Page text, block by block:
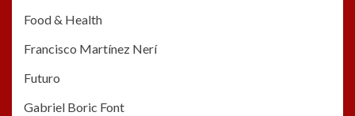
Food & Health
Francisco Martínez Nerí
Futuro
Gabriel Boric Font